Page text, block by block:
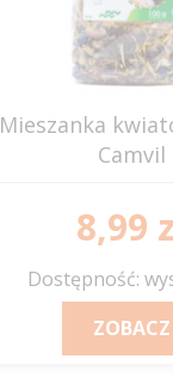
Mieszanka
Camvil
8,99
Dostępność:
ZOBACZ